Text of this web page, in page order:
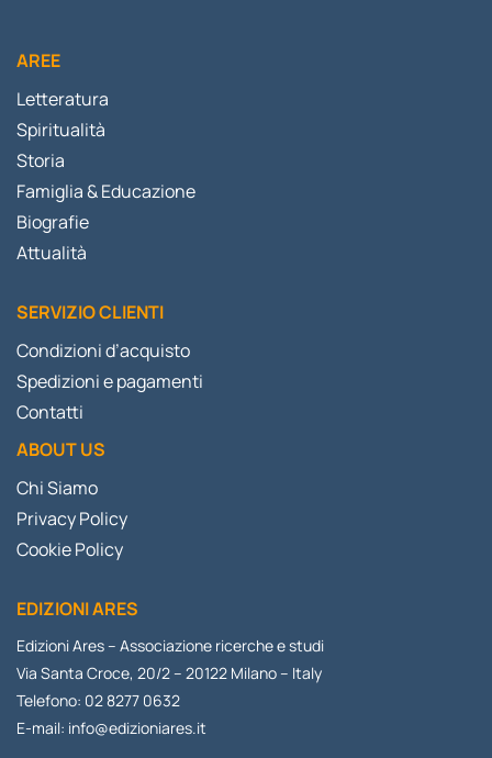
AREE
Letteratura
Spiritualità
Storia
Famiglia & Educazione
Biografie
Attualità
SERVIZIO CLIENTI
Condizioni d’acquisto
Spedizioni e pagamenti
Contatti
ABOUT US
Chi Siamo
Privacy Policy
Cookie Policy
EDIZIONI ARES
Edizioni Ares – Associazione ricerche e studi
Via Santa Croce, 20/2 – 20122 Milano – Italy
Telefono: 02 8277 0632
E-mail: info@edizioniares.it